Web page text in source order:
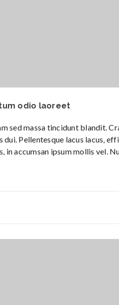
odio laoreet
sed massa tincidunt blandit.
dui. Pellentesque lacus lacus,
in accumsan ipsum mollis vel.